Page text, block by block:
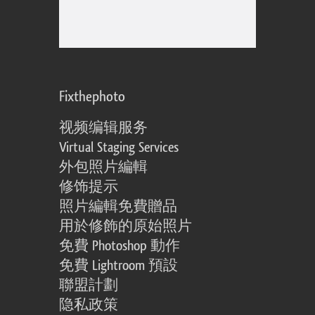
Fixthephoto
视频编辑服务
Virtual Staging Services
外包照片編輯
修饰提示
照片編輯免費贈品
用於修飾的原始照片
免費 Photoshop 動作
免費 Lightroom 預設
聯盟計劃
隐私政策